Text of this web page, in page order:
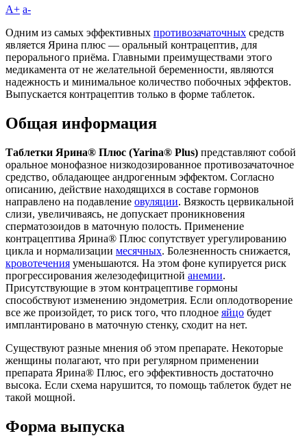
A+ а-
Одним из самых эффективных противозачаточных средств
является Ярина плюс — оральный контрацептив, для
перорального приёма. Главными преимуществами этого
медикамента от не желательной беременности, являются
надежность и минимальное количество побочных эффектов.
Выпускается контрацептив только в форме таблеток.
Общая информация
Таблетки Ярина® Плюс (Yarina® Plus) представляют собой
оральное монофазное низкодозированное противозачаточное
средство, обладающее андрогенным эффектом. Согласно
описанию, действие находящихся в составе гормонов
направлено на подавление овуляции. Вязкость цервикальной
слизи, увеличиваясь, не допускает проникновения
сперматозоидов в маточную полость. Применение
контрацептива Ярина® Плюс сопутствует урегулированию
цикла и нормализации месячных. Болезненность снижается,
кровотечения уменьшаются. На этом фоне купируется риск
прогрессирования железодефицитной анемии.
Присутствующие в этом контрацептиве гормоны
способствуют изменению эндометрия. Если оплодотворение
все же произойдет, то риск того, что плодное яйцо будет
имплантировано в маточную стенку, сходит на нет.
Существуют разные мнения об этом препарате. Некоторые
женщины полагают, что при регулярном применении
препарата Ярина® Плюс, его эффективность достаточно
высока. Если схема нарушится, то помощь таблеток будет не
такой мощной.
Форма выпуска